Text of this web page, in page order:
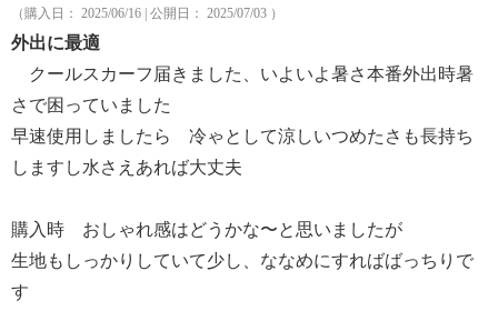
（購入日： 2025/06/16 | 公開日： 2025/07/03 ）
外出に最適
クールスカーフ届きました、いよいよ暑さ本番外出時暑
さで困っていました
早速使用しましたら 冷ゃとして涼しいつめたさも長持ち
しますし水さえあれば大丈夫
購入時 おしゃれ感はどうかな〜と思いましたが
生地もしっかりしていて少し、ななめにすればばっちりで
す